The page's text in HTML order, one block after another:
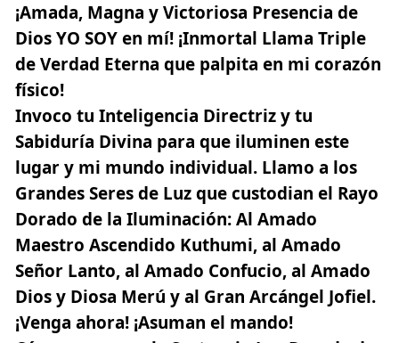
¡Amada, Magna y Victoriosa Presencia de
Dios YO SOY en mí! ¡Inmortal Llama Triple
de Verdad Eterna que palpita en mi corazón
físico!
Invoco tu Inteligencia Directriz y tu
Sabiduría Divina para que iluminen este
lugar y mi mundo individual. Llamo a los
Grandes Seres de Luz que custodian el Rayo
Dorado de la Iluminación: Al Amado
Maestro Ascendido Kuthumi, al Amado
Señor Lanto, al Amado Confucio, al Amado
Dios y Diosa Merú y al Gran Arcángel Jofiel.
¡Venga ahora! ¡Asuman el mando!